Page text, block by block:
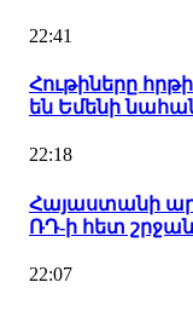
22:41
Հութիները
են Եմենի
22:18
Հայաստանի
ՌԴ-ի հետ
22:07